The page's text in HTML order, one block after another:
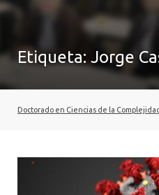
NOSOTROS
INVESTIGACIÓN
Etiqueta: Jorge
Doctorado en Ciencias de la